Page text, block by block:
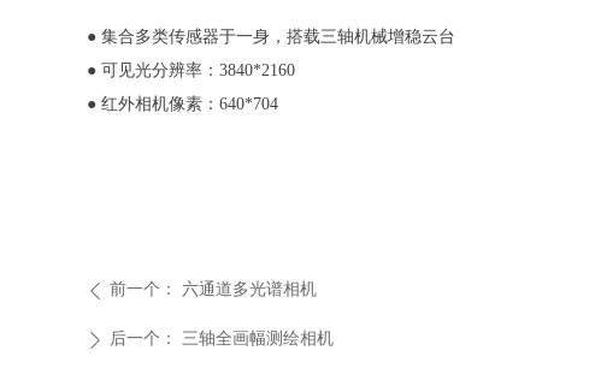
● 集合多类传感器于一身，搭载三轴机械增稳云台
● 可见光分辨率：3840*2160
● 红外相机像素：640*704
ꄴ 前一个： 六通道多光谱相机
ꄲ 后一个： 三轴全画幅测绘相机